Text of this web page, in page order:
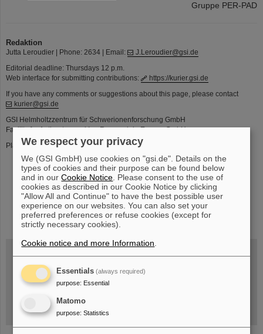
Gruppe PER-PAD
Redaktion
Jutta Leroudier | Phone: 2634 | Email:
J.Leroudier@gsi.de
Editorial deadline: Thursdays 12 p.m.
Web interface for submitting contributions:
https://kurier.gsi.de
If you have any comments or suggestions about this page, please contact
kurier@gsi.de
GSI Helmholtzzentrum für Schwerionenforschung GmbH
Facility for Antiproton and Ion Research in Europe GmbH
Planckstr. 1 | 64291 Darmstadt | Telefon: +49-6159-71- 0
instagramlinkedinyoutube
helmholtz.social
facebook
Mittwoch, 19.08.2026, 14 Uhr
Warum existiert nicht einfach nichts?
GSI/FAIR/Goethe-Universität
Anmeldung und weitere Informationen
We respect your privacy
We (GSI GmbH) use cookies on "gsi.de". Details on the
types of cookies and their purpose can be found below
and in ourCookie Notice . Please consent to the use of
cookies as described in our Cookie Notice by clicking
"Allow All and Continue" to have the best possible user
experience on our websites. You can also set your
preferred preferences or refuse cookies (except for
strictly necessary cookies).
Cookie notice and more Information
Essentials (always required)
purpose: Essential
Matomo
purpose: Statistics